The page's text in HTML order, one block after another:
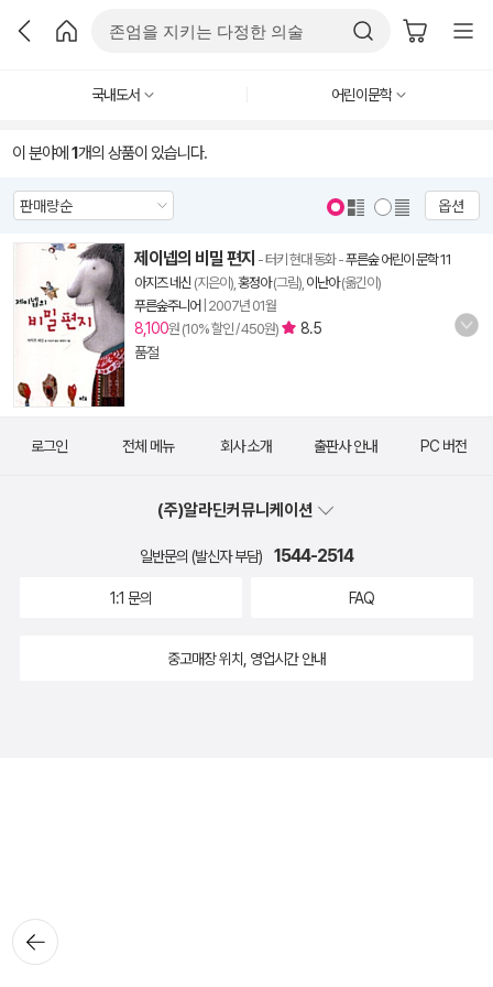
국내도서 어린이문학
이 분야에 1개의 상품이 있습니다.
옵션
제이넵의 비밀 편지 - 터키 현대 동화-푸른숲 어린이 문학 11
아지즈 네신 (지은이), 홍정아(그림), 이난아(옮긴이)
푸른숲주니어 2007년 01월
8,100원 (10% 할인 / 450원)
8.5
품절
뒤로가
기
로그인 전체 메뉴 회사 소개 출판사 안내 PC 버전
(주)알라딘커뮤니케이션
일반문의 (발신자 부담) 1544-2514
1:1 문의 FAQ
중고매장 위치, 영업시간 안내